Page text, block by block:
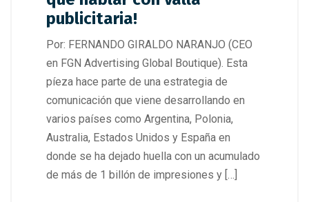
publicitaria!
Por: FERNANDO GIRALDO NARANJO (CEO
en FGN Advertising Global Boutique). Esta
píeza hace parte de una estrategia de
comunicación que viene desarrollando en
varios países como Argentina, Polonia,
Australia, Estados Unidos y España en
donde se ha dejado huella con un acumulado
de más de 1 billón de impresiones y […]